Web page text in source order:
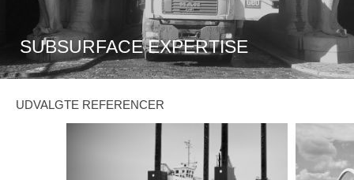
SUBSURFACE EXPERTISE
UDVALGTE REFERENCER